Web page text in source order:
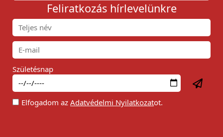
Feliratkozás hírlevelünkre
Születésnap
Elfogadom az Adatvédelmi Nyilatkozatot.